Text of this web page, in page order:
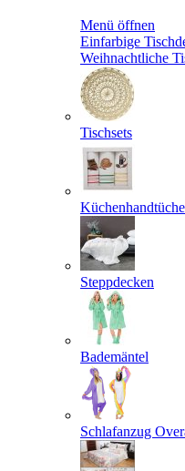
Menü öffnen
Einfarbige
Weihnachtliche
Tischsets
Steppdecken
Bademäntel
Schlafanzug